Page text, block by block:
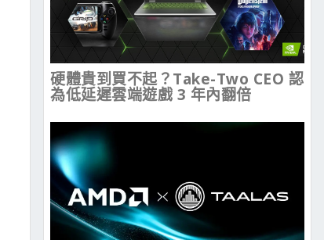
硬體貴到買不起？Take-Two CEO 認
為低延遲雲端遊戲 3 年內翻倍